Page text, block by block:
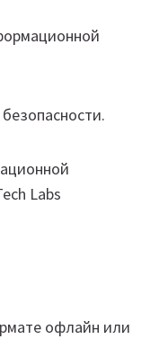
Labs
офлайн или